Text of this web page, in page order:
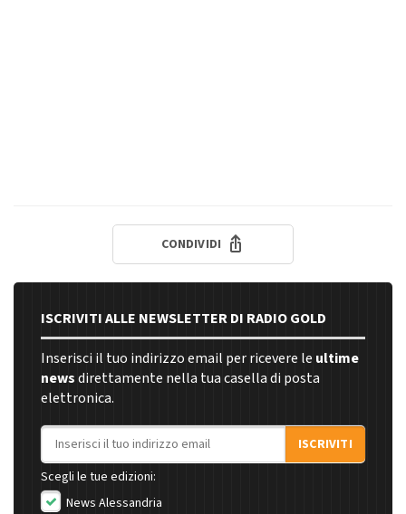
CONDIVIDI
ISCRIVITI ALLE NEWSLETTER DI RADIO GOLD
Inserisci il tuo indirizzo email per ricevere le ultime
newsdirettamente nella tua casella di posta
elettronica.
Indirizzo email
ISCRIVITI
Scegli le tue edizioni:
News Alessandria